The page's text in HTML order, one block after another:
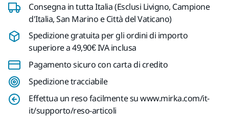
Consegna in tutta Italia (Esclusi Livigno, Campione
d'Italia, San Marino e Città del Vaticano)
Spedizione gratuita per gli ordini di importo
superiore a 49,90€ IVA inclusa
Pagamento sicuro con carta di credito
Spedizione tracciabile
Effettua un reso facilmente su www.mirka.com/it-
it/supporto/reso-articoli